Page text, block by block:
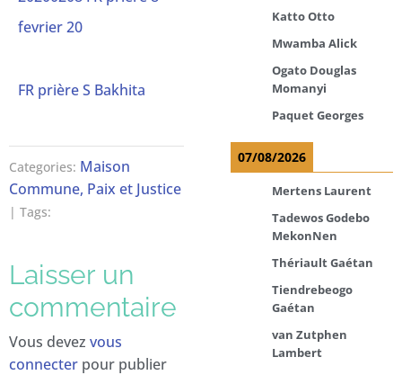
fevrier 20
FR prière S Bakhita
Categories: Maison
Commune, Paix et Justice
| Tags:
Laisser un
commentaire
Vous devez vous
connecter pour publier
Katto Otto
Mwamba Alick
Ogato Douglas
Momanyi
Paquet Georges
07/08/2026
Mertens Laurent
Tadewos Godebo
MekonNen
Thériault Gaétan
Tiendrebeogo
Gaétan
van Zutphen
Lambert